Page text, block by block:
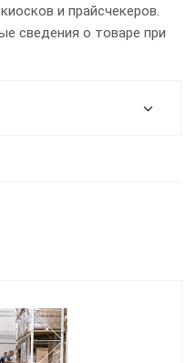
и прайсчекеров.
сведения о товаре при